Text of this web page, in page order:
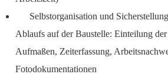
Selbstorganisation und
Ablaufs auf der Baustelle: Einteilung
Aufmaßen, Zeiterfassung,
Fotodokumentationen